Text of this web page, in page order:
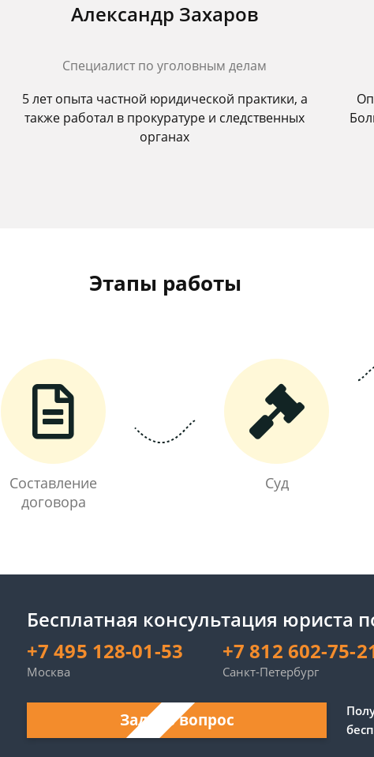
Александр Захаров
Специалист по уголовным делам
5 лет опыта частной юридической практики, а
также работал в прокуратуре и следственных
органах
Этапы работы
Составление
договора
Суд
Бесплатная консультация юриста
+7 495 128-01-53
Москва
+7 812 602-75-
Санкт-Петербург
Задать вопрос